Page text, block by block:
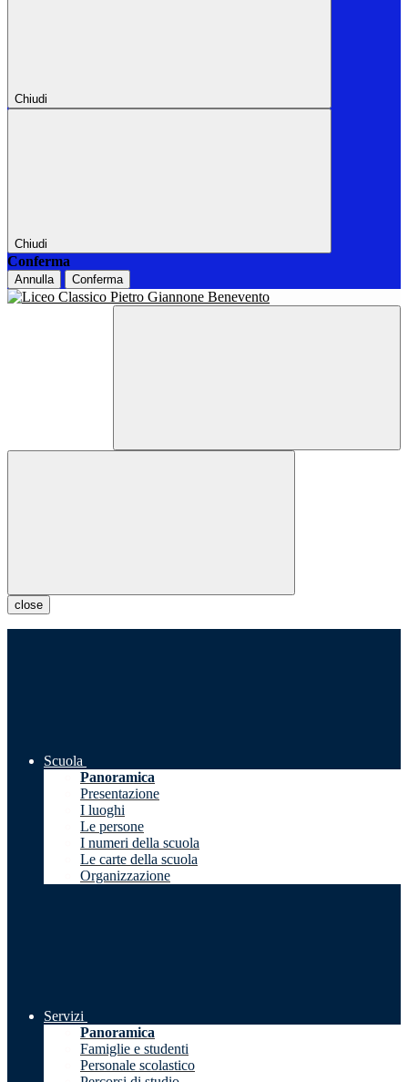
Chiudi
Chiudi
Conferma
Annulla Conferma
close
Scuola
Panoramica
Presentazione
I luoghi
Le persone
I numeri della scuola
Le carte della scuola
Organizzazione
Servizi
Panoramica
Famiglie e studenti
Personale scolastico